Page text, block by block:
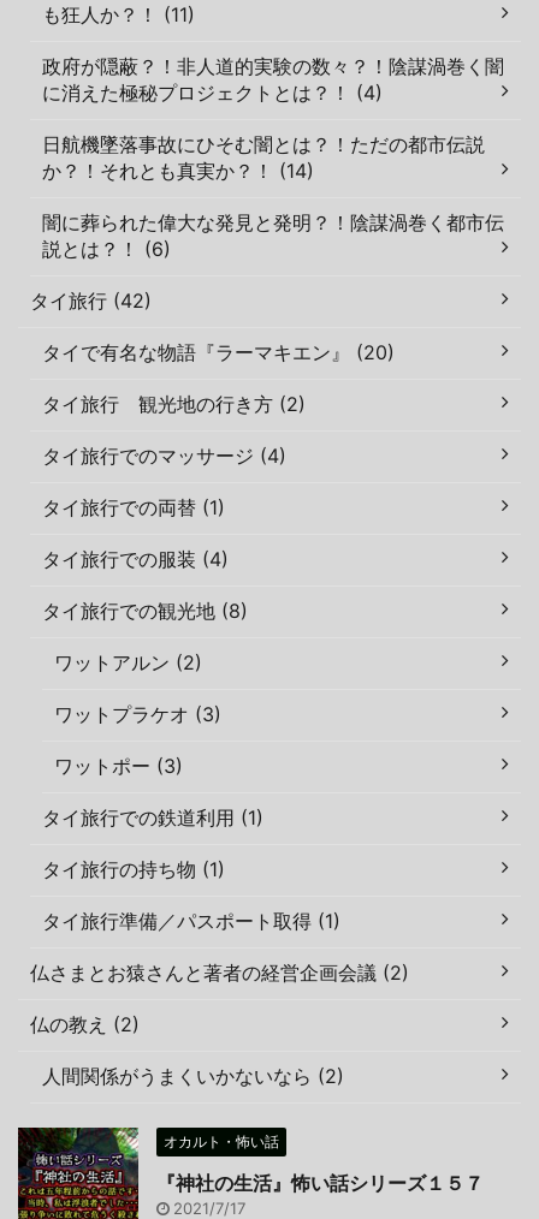
も狂人か？！ (11)
政府が隠蔽？！非人道的実験の数々？！陰謀渦巻く闇
に消えた極秘プロジェクトとは？！ (4)
日航機墜落事故にひそむ闇とは？！ただの都市伝説
か？！それとも真実か？！ (14)
闇に葬られた偉大な発見と発明？！陰謀渦巻く都市伝
説とは？！ (6)
タイ旅行 (42)
タイで有名な物語『ラーマキエン』 (20)
タイ旅行 観光地の行き方 (2)
タイ旅行でのマッサージ (4)
タイ旅行での両替 (1)
タイ旅行での服装 (4)
タイ旅行での観光地 (8)
ワットアルン (2)
ワットプラケオ (3)
ワットポー (3)
タイ旅行での鉄道利用 (1)
タイ旅行の持ち物 (1)
タイ旅行準備／パスポート取得 (1)
仏さまとお猿さんと著者の経営企画会議 (2)
仏の教え (2)
人間関係がうまくいかないなら (2)
オカルト・怖い話
『神社の生活』怖い話シリーズ１５７
2021/7/17